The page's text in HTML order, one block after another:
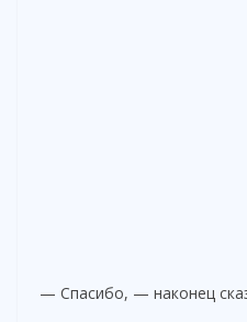
— Спасибо, — наконец